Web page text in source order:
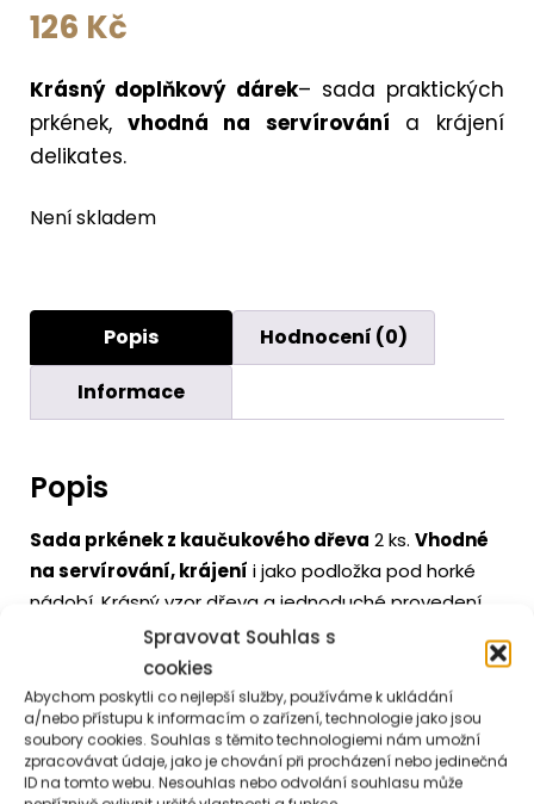
Spravovat Souhlas s
cookies
Abychom poskytli co nejlepší služby, používáme k ukládání
a/nebo přístupu k informacím o zařízení, technologie jako jsou
soubory cookies. Souhlas s těmito technologiemi nám umožní
zpracovávat údaje, jako je chování při procházení nebo jedinečná
ID na tomto webu. Nesouhlas nebo odvolání souhlasu může
126 Kč
Krásný doplňkový dárek– sada praktických
prkének, vhodná na servírování a krájení
delikates.
Není skladem
Popis
Hodnocení (0)
Informace
Popis
Sada prkének z kaučukového dřeva 2 ks. Vhodné
na servírování, krájení i jako podložka pod horké
nádobí. Krásný vzor dřeva a jednoduché provedení.